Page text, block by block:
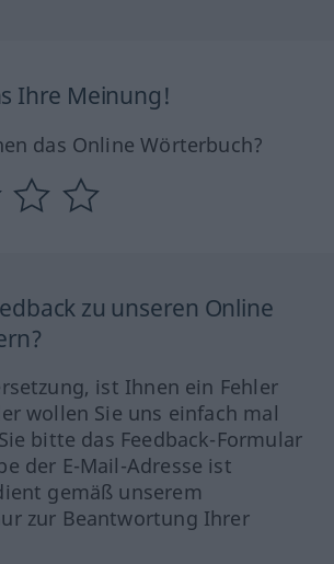
Ihre Meinung!
das Online Wörterbuch?
zu unseren Online
ist Ihnen ein Fehler
wollen Sie uns einfach mal
bitte das Feedback-Formular
der E-Mail-Adresse ist
gemäß unserem
zur Beantwortung Ihrer